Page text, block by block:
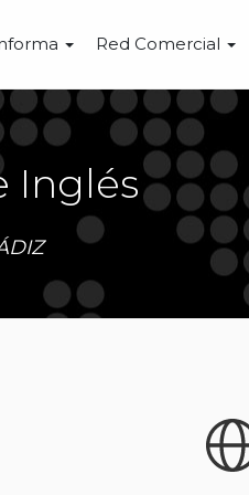
Red Comercial
Inglés